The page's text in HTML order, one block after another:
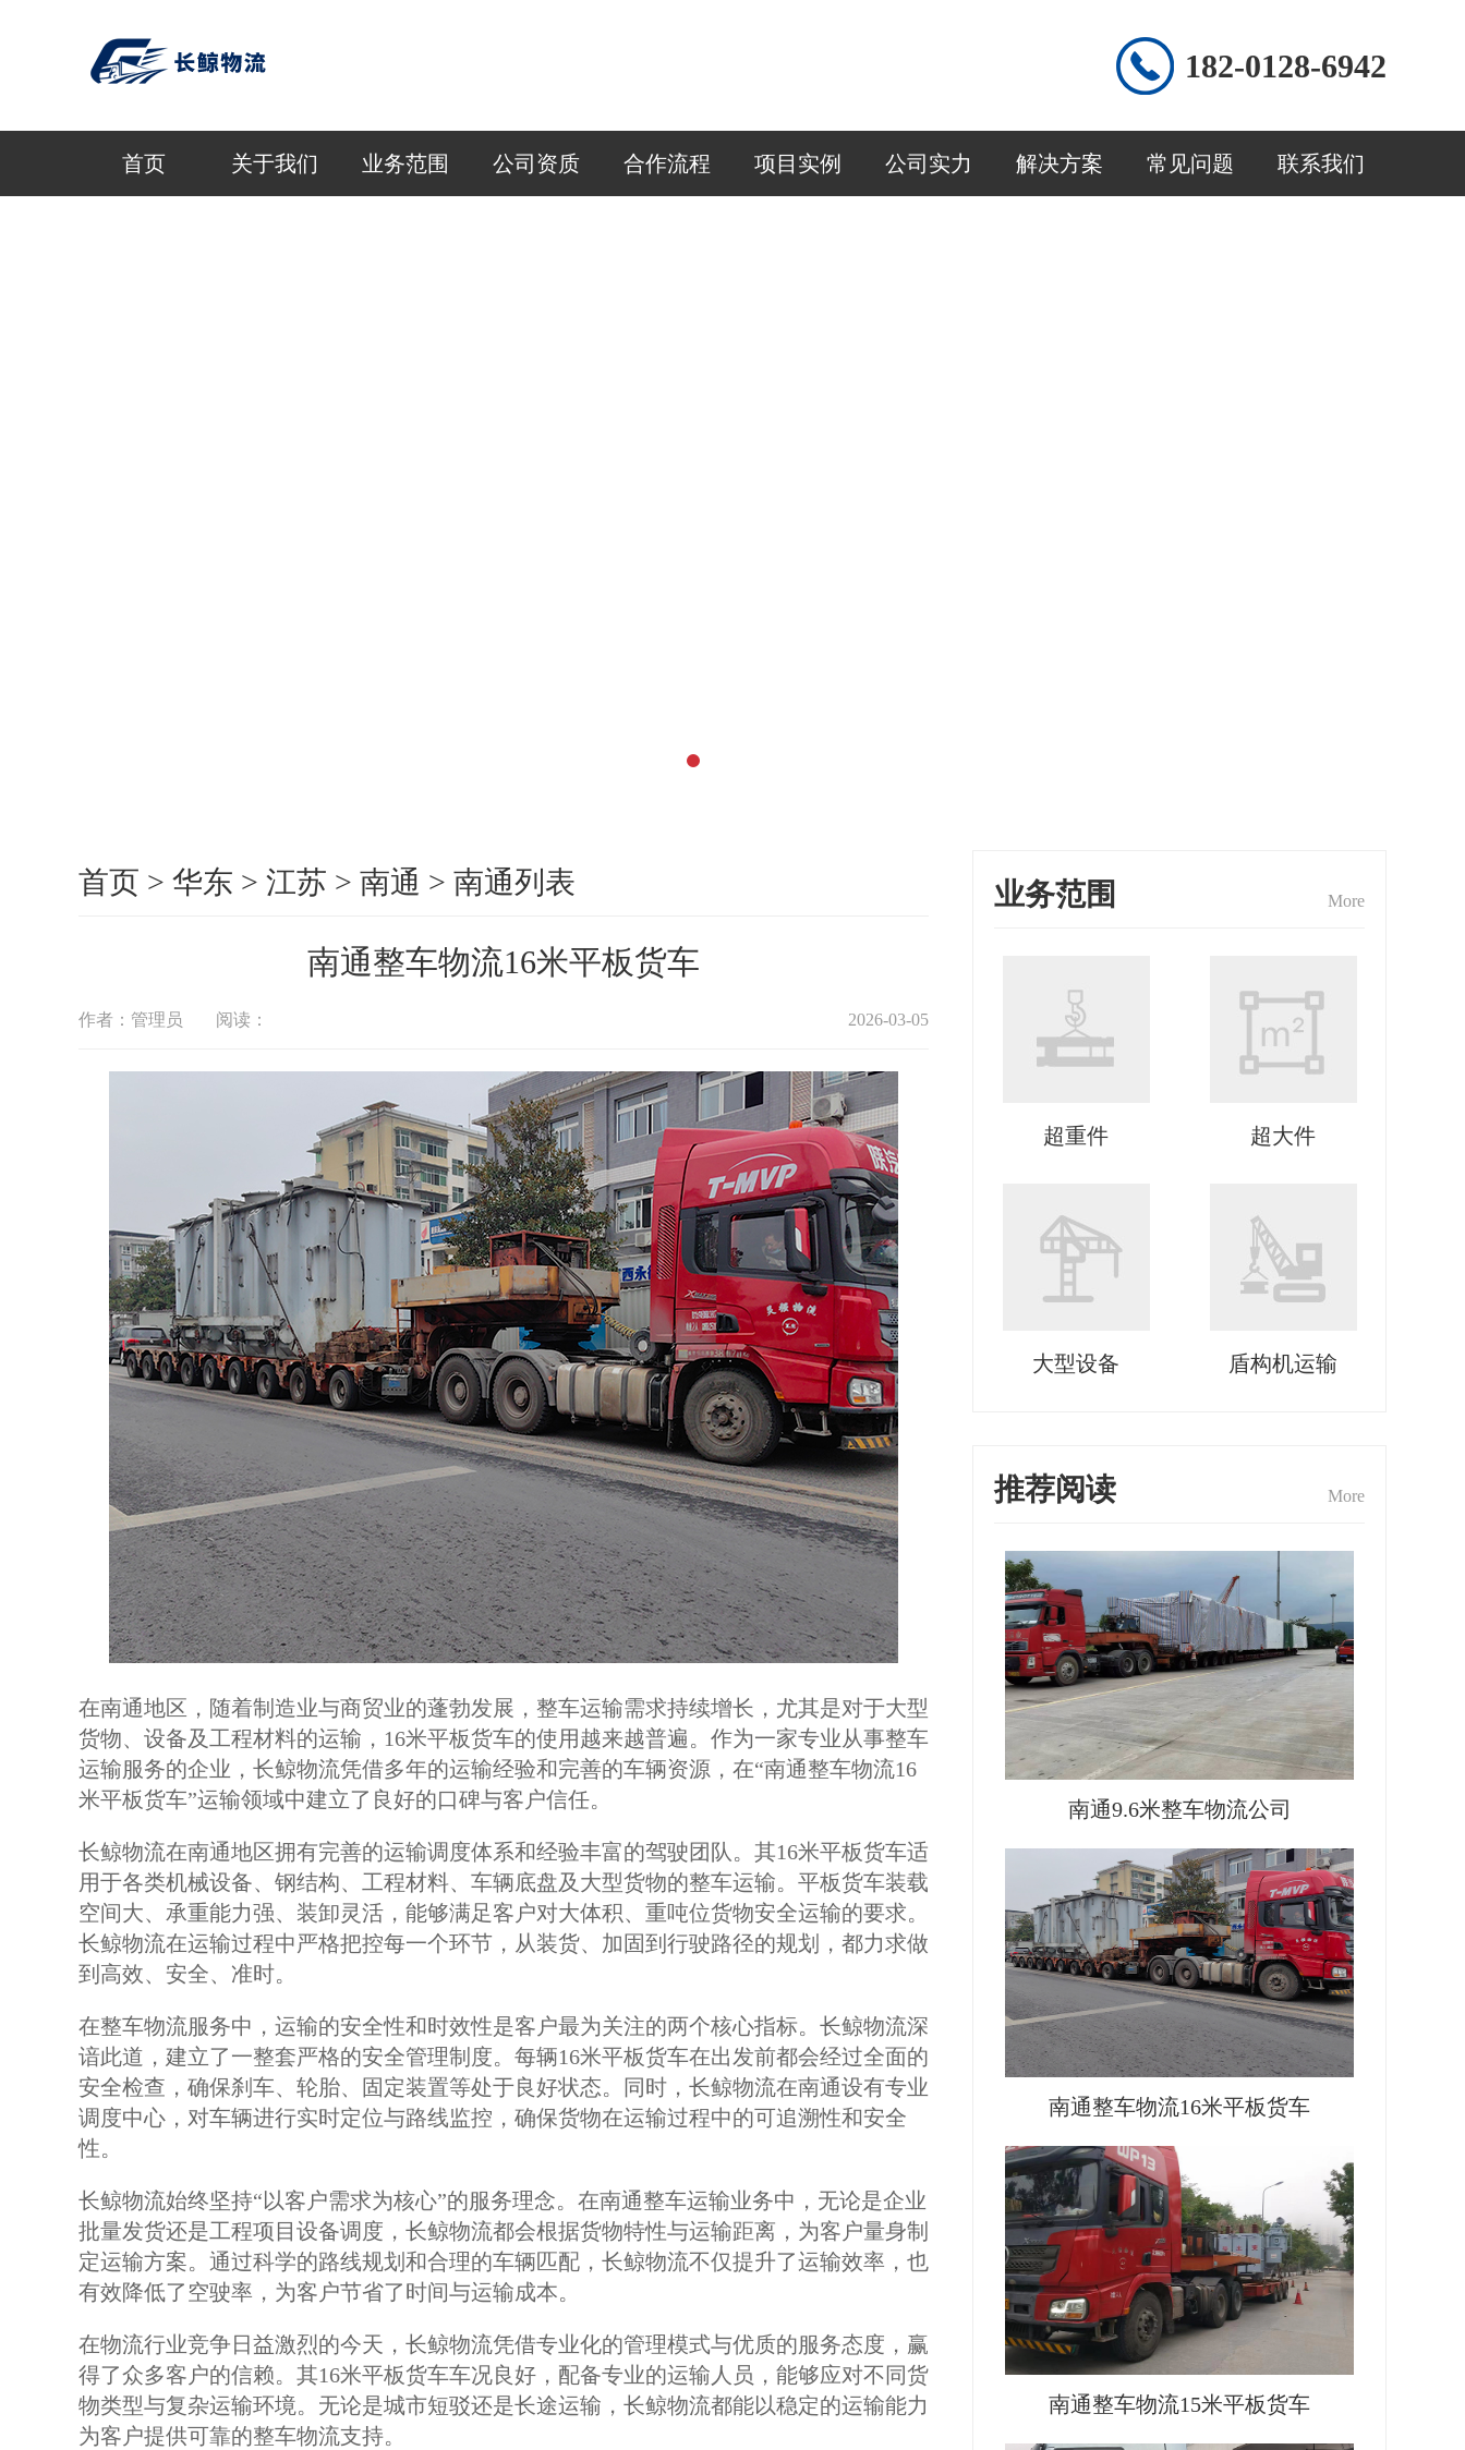
182-0128-6942
首页 关于我们 业务范围 公司资质 合作流程 项目实例 公司实力 解决方案 常见问题 联系我们
首页 > 华东 > 江苏 > 南通 > 南通列表
南通整车物流16米平板货车
作者：管理员 阅读： 2026-03-05
在南通地区，随着制造业与商贸业的蓬勃发展，整车运输需求持续增长，尤其是对于大型
货物、设备及工程材料的运输，16米平板货车的使用越来越普遍。作为一家专业从事整车
运输服务的企业，长鲸物流凭借多年的运输经验和完善的车辆资源，在“南通整车物流16
米平板货车”运输领域中建立了良好的口碑与客户信任。
长鲸物流在南通地区拥有完善的运输调度体系和经验丰富的驾驶团队。其16米平板货车适
用于各类机械设备、钢结构、工程材料、车辆底盘及大型货物的整车运输。平板货车装载
空间大、承重能力强、装卸灵活，能够满足客户对大体积、重吨位货物安全运输的要求。
长鲸物流在运输过程中严格把控每一个环节，从装货、加固到行驶路径的规划，都力求做
到高效、安全、准时。
在整车物流服务中，运输的安全性和时效性是客户最为关注的两个核心指标。长鲸物流深
谙此道，建立了一整套严格的安全管理制度。每辆16米平板货车在出发前都会经过全面的
安全检查，确保刹车、轮胎、固定装置等处于良好状态。同时，长鲸物流在南通设有专业
调度中心，对车辆进行实时定位与路线监控，确保货物在运输过程中的可追溯性和安全
性。
长鲸物流始终坚持“以客户需求为核心”的服务理念。在南通整车运输业务中，无论是企业
批量发货还是工程项目设备调度，长鲸物流都会根据货物特性与运输距离，为客户量身制
定运输方案。通过科学的路线规划和合理的车辆匹配，长鲸物流不仅提升了运输效率，也
有效降低了空驶率，为客户节省了时间与运输成本。
在物流行业竞争日益激烈的今天，长鲸物流凭借专业化的管理模式与优质的服务态度，赢
得了众多客户的信赖。其16米平板货车车况良好，配备专业的运输人员，能够应对不同货
物类型与复杂运输环境。无论是城市短驳还是长途运输，长鲸物流都能以稳定的运输能力
为客户提供可靠的整车物流支持。
业务范围 More
超重件 超大件
大型设备 盾构机运输
推荐阅读 More
南通9.6米整车物流公司
南通整车物流16米平板货车
南通整车物流15米平板货车